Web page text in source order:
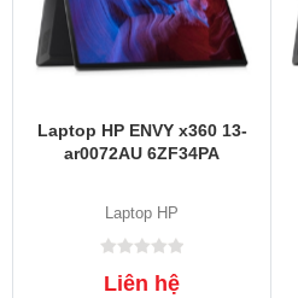
Laptop HP ENVY x360 13-
ar0072AU 6ZF34PA
Laptop HP
Liên hệ